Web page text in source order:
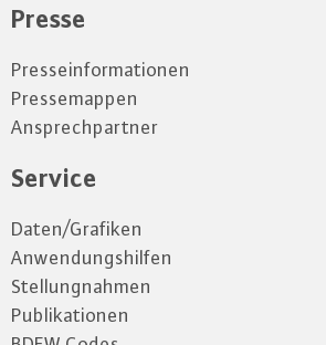
Presse
Presseinformationen
Pressemappen
Ansprechpartner
Service
Daten/Grafiken
Anwendungshilfen
Stellungnahmen
Publikationen